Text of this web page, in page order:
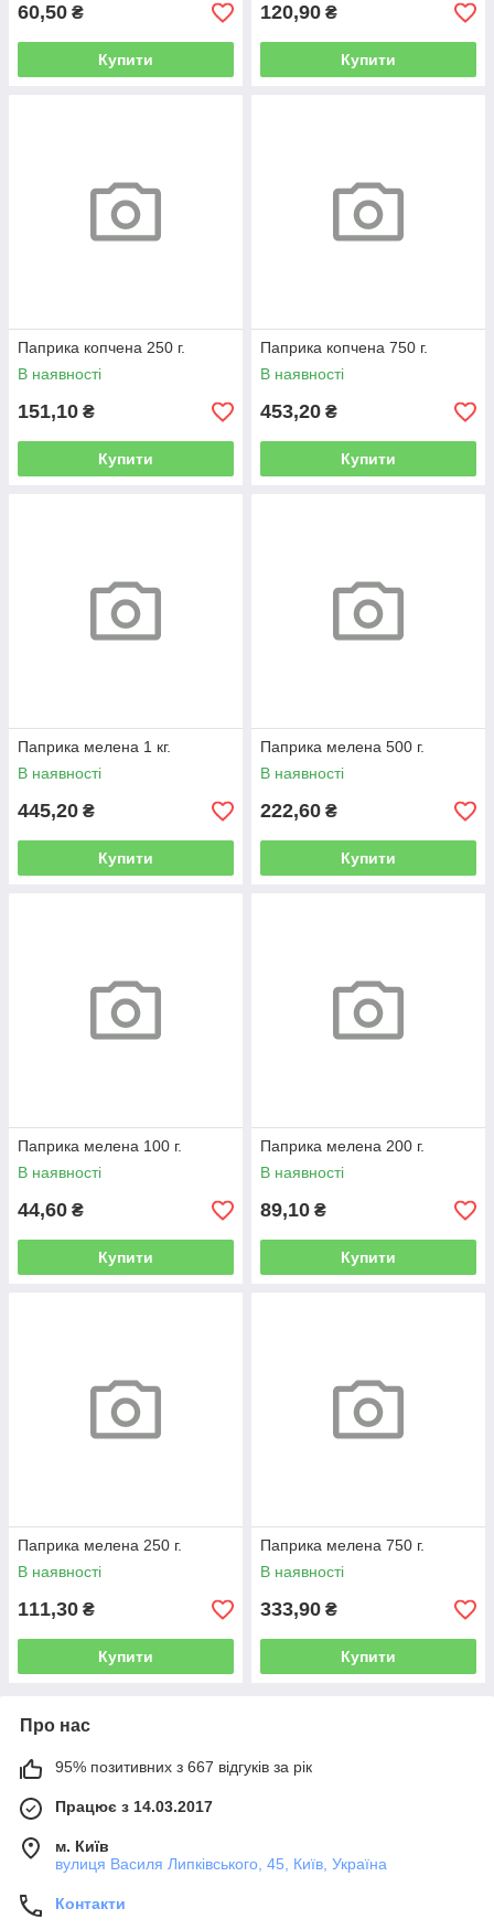
60,50 ₴
Купити
120,90 ₴
Купити
Паприка копчена 250 г.
В наявності
151,10 ₴
Купити
Паприка копчена 750 г.
В наявності
453,20 ₴
Купити
Паприка мелена 1 кг.
В наявності
445,20 ₴
Купити
Паприка мелена 500 г.
В наявності
222,60 ₴
Купити
Паприка мелена 100 г.
В наявності
44,60 ₴
Купити
Паприка мелена 200 г.
В наявності
89,10 ₴
Купити
Паприка мелена 250 г.
В наявності
111,30 ₴
Купити
Паприка мелена 750 г.
В наявності
333,90 ₴
Купити
Про нас
95% позитивних з 667 відгуків за рік
Працює з 14.03.2017
м. Київ
вулиця Василя Липківського, 45, Київ, Україна
Контакти